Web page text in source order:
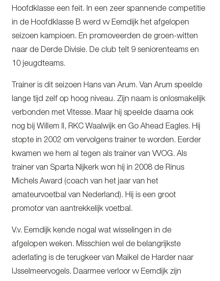
Hoofdklasse een feit. In een zeer spannende competitie
in de Hoofdklasse B werd vv Eemdijk het afgelopen
seizoen kampioen. En promoveerden de groen-witten
naar de Derde Divisie. De club telt 9 seniorenteams en
10 jeugdteams.
Trainer is dit seizoen Hans van Arum. Van Arum speelde
lange tijd zelf op hoog niveau. Zijn naam is onlosmakelijk
verbonden met Vitesse. Maar hij speelde daarna ook
nog bij Willem II, RKC Waalwijk en Go Ahead Eagles. Hij
stopte in 2002 om vervolgens trainer te worden. Eerder
kwamen we hem al tegen als trainer van VVOG. Als
trainer van Sparta Nijkerk won hij in 2008 de Rinus
Michels Award (coach van het jaar van het
amateurvoetbal van Nederland). Hij is een groot
promotor van aantrekkelijk voetbal.
V.v. Eemdijk kende nogal wat wisselingen in de
afgelopen weken. Misschien wel de belangrijkste
aderlating is de terugkeer van Maikel de Harder naar
IJsselmeervogels. Daarmee verloor vv Eemdijk zijn